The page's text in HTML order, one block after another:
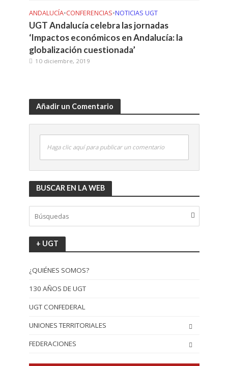
ANDALUCÍA•CONFERENCIAS•NOTICIAS UGT
UGT Andalucía celebra las jornadas
‘Impactos económicos en Andalucía: la
globalización cuestionada’
10 diciembre, 2019
Añadir un Comentario
Haga clic aquí para publicar un comentario
BUSCAR EN LA WEB
+ UGT
¿QUIÉNES SOMOS?
130 AÑOS DE UGT
UGT CONFEDERAL
UNIONES TERRITORIALES
FEDERACIONES